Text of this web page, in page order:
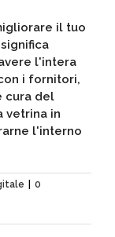
il tuo
l'intera
i fornitori,
cura del
vetrina in
l'interno
0